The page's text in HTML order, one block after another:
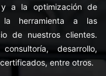
a la optimización de
la herramienta a las
de nuestros clientes.
desarrollo,
entre otros.